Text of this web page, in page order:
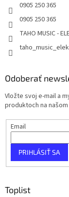
0905 250 365
0905 250 365
TAHO MUSIC -
Odoberať
Vložte svoj e-mail a
produktoch na
Email
PRIHLÁSIŤ SA
Toplist